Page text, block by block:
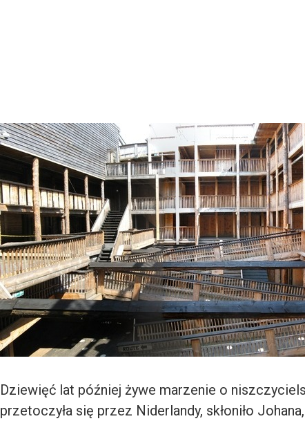
Dziewięć lat później żywe marzenie o
przetoczyła się przez Niderlandy, skłoniło